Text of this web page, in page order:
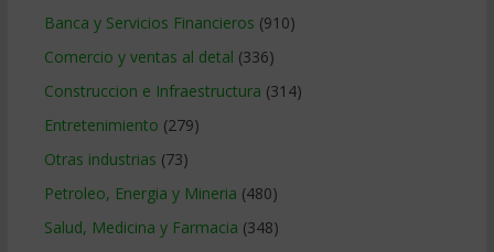
Banca y Servicios Financieros (910)
Comercio y ventas al detal (336)
Construccion e Infraestructura (314)
Entretenimiento (279)
Otras industrias (73)
Petroleo, Energia y Mineria (480)
Salud, Medicina y Farmacia (348)